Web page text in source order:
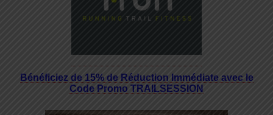
Bénéficiez de 15% de Réduction Immédiate avec le
Code Promo TRAILSESSION